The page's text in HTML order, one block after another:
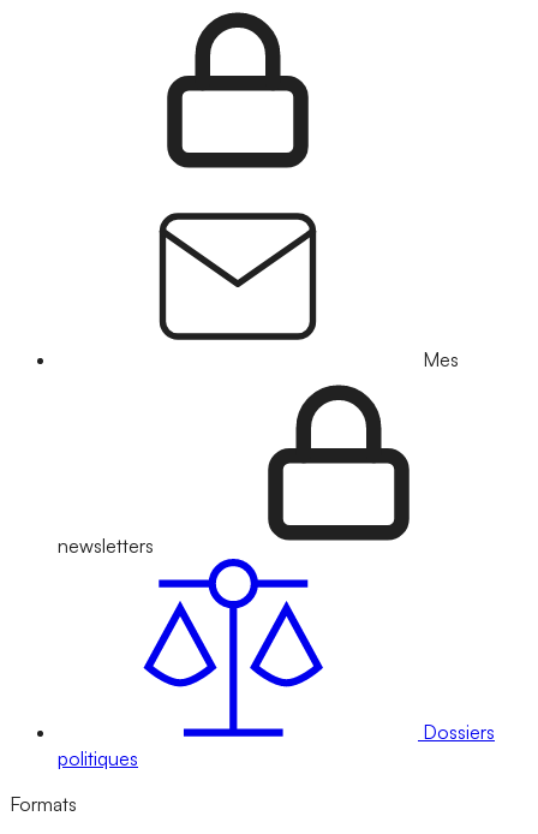
Mes
newsletters
Dossiers
politiques
Formats